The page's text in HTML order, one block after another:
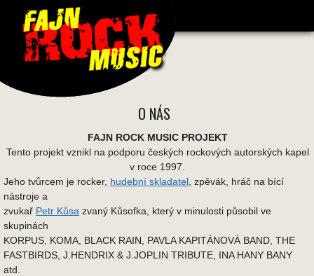
O NÁS
FAJN ROCK MUSIC PROJEKT
Tento projekt vznikl na podporu českých rockových autorských kapel
v roce 1997.
Jeho tvůrcem je rocker, hudební skladatel , zpěvák, hráč na bící
nástroje a
zvukař Petr Kůsa zvaný Kůsofka, který v minulosti působil ve
skupinách
KORPUS, KOMA, BLACK RAIN, PAVLA KAPITÁNOVÁ BAND, THE
FASTBIRDS, J.HENDRIX & J.JOPLIN TRIBUTE, INA HANY BANY
atd.